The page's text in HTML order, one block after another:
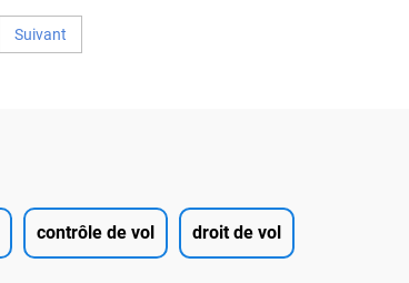
Suivant
contrôle de vol droit de vol